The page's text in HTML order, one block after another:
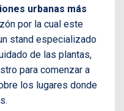
urbanas más
por la cual este
stand especializado
de las plantas,
para comenzar a
los lugares donde